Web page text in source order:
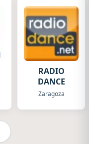
RADIO
DANCE
Zaragoza